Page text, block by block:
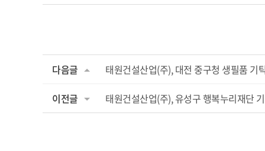
다음글 태원건설산업(주), 대전 중구청 생필품 기
이전글 태원건설산업(주), 유성구 행복누리재단